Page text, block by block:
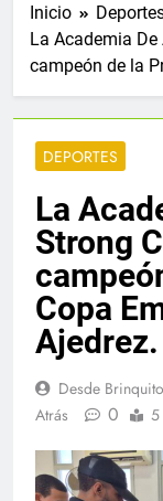
Inicio
La Academia
campeón de la
DEPORTES
La
Strong
Copa
Ajedrez.
Desde
Atrás
0 5